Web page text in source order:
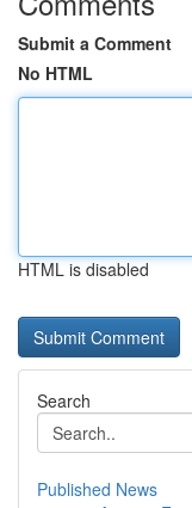
Submit a Comment
No HTML
HTML is disabled
Search
Published News